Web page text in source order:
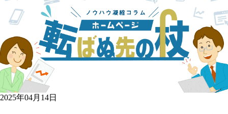
2025年04月14日